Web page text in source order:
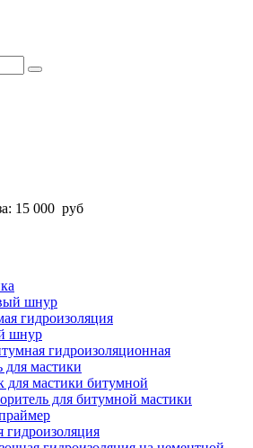
15 000 руб
шнур
гидроизоляция
шнур
гидроизоляционная
для мастики
для мастики битумной
для битумной мастики
гидроизоляция